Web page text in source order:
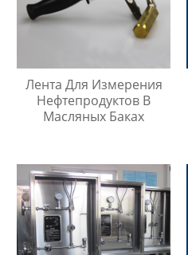
Лента Для Измерения
Нефтепродуктов В
Масляных Баках